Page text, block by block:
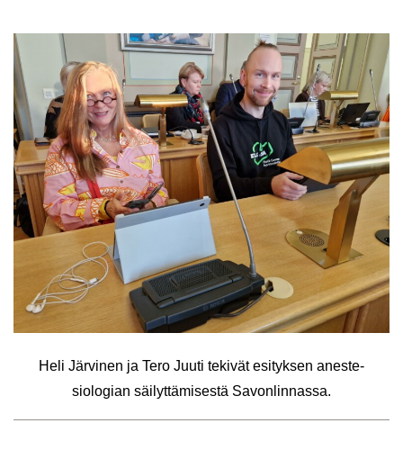
Heli Jär­vi­nen ja Tero Juuti te­ki­vät esi­tyk­sen anes­te­
sio­lo­gian säi­lyt­tä­mi­ses­tä Sa­von­lin­nas­sa.